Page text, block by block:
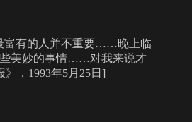
富有的人并不重要……晚上临
美妙的事情……对我来说才
，1993年5月25日]